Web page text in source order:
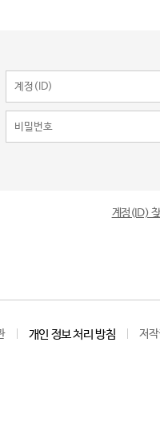
계정(ID)
개인 정보 처리 방침 저